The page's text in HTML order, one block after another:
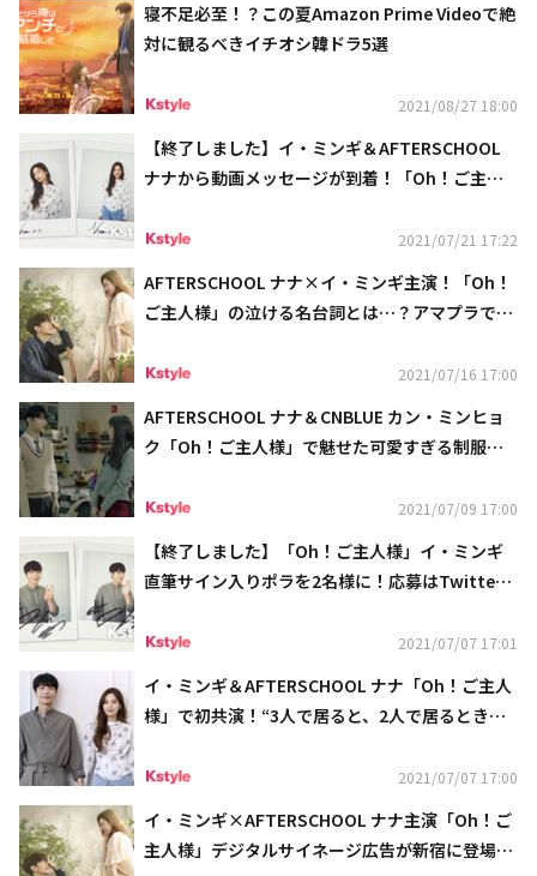
寝不足必至！？この夏Amazon Prime Videoで絶
対に観るべきイチオシ韓ドラ5選
2021/08/27 18:00
【終了しました】イ・ミンギ＆AFTERSCHOOL
ナナから動画メッセージが到着！「Oh！ご主人
2021/07/21 17:22
AFTERSCHOOL ナナ×イ・ミンギ主演！「Oh！
ご主人様」の泣ける名台詞とは…？アマプラで日
2021/07/16 17:00
AFTERSCHOOL ナナ＆CNBLUE カン・ミンヒョ
ク「Oh！ご主人様」で魅せた可愛すぎる制服姿
2021/07/09 17:00
【終了しました】「Oh！ご主人様」イ・ミンギ
直筆サイン入りポラを2名様に！応募はTwitter
2021/07/07 17:01
イ・ミンギ＆AFTERSCHOOL ナナ「Oh！ご主人
様」で初共演！“3人で居ると、2人で居るときよ
2021/07/07 17:00
イ・ミンギ×AFTERSCHOOL ナナ主演「Oh！ご
主人様」デジタルサイネージ広告が新宿に登場！